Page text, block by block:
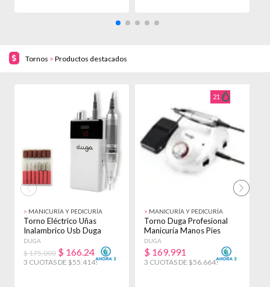
Tornos > Productos destacados
> MANICURÍA Y PEDICURÍA
Torno Eléctrico Uñas
Inalambrico Usb Duga
30.000 Rpm D297
DUGA
$ 175.000 $ 166.241
3 CUOTAS DE $55.414!
21
> MANICURÍA Y PEDICURÍA
Torno Duga Profesional
Manicuría Manos Pies
35000 Rpm D5020
DUGA
$ 169.991
3 CUOTAS DE $56.664!